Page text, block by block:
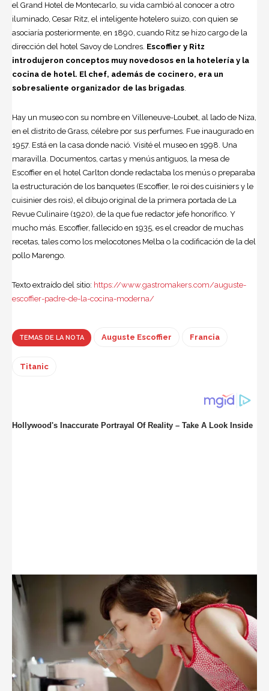
el Grand Hotel de Montecarlo, su vida cambió al conocer a otro
iluminado, Cesar Ritz, el inteligente hotelero suizo, con quien se
asociaría posteriormente, en 1890, cuando Ritz se hizo cargo de la
dirección del hotel Savoy de Londres. Escoffier y Ritz
introdujeron conceptos muy novedosos en la hotelería y la
cocina de hotel. El chef, además de cocinero, era un
sobresaliente organizador de las brigadas.
Hay un museo con su nombre en Villeneuve-Loubet, al lado de Niza,
en el distrito de Grass, célebre por sus perfumes. Fue inaugurado en
1957. Está en la casa donde nació. Visité el museo en 1998. Una
maravilla. Documentos, cartas y menús antiguos, la mesa de
Escoffier en el hotel Carlton donde redactaba los menús o preparaba
la estructuración de los banquetes (Escoffier, le roi des cuisiniers y le
cuisinier des rois), el dibujo original de la primera portada de La
Revue Culinaire (1920), de la que fue redactor jefe honorífico. Y
mucho más. Escoffier, fallecido en 1935, es el creador de muchas
recetas, tales como los melocotones Melba o la codificación de la del
pollo Marengo.
Texto extraído del sitio: https://www.gastromakers.com/auguste-
escoffier-padre-de-la-cocina-moderna/
TEMAS DE LA NOTA Auguste Escoffier Francia
Titanic